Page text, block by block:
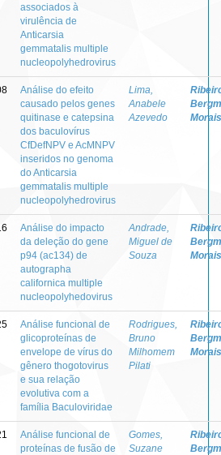
associados à
virulência de
Anticarsia
gemmatalis multiple
nucleopolyhedrovirus
Análise do efeito
causado pelos genes
quitinase e catepsina
dos baculovírus
CfDefNPV e AcMNPV
inseridos no genoma
do Anticarsia
gemmatalis multiple
nucleopolyhedrovirus
Lima,
Anabele
Azevedo
Morais
Análise do impacto
da deleção do gene
p94 (ac134) de
autographa
californica multiple
nucleopolyhedovirus
Andrade,
Miguel de
Souza
Morais
Análise funcional de
glicoproteínas de
envelope de vírus do
gênero thogotovirus
e sua relação
evolutiva com a
família Baculoviridae
Rodrigues,
Bruno
Milhomem
Pilati
Morais
Análise funcional de
proteínas de fusão de
Gomes,
Suzane